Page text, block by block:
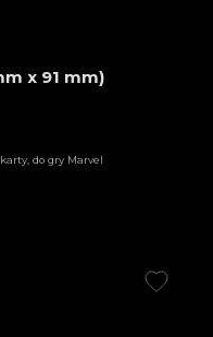
x 91 mm)
do gry Marvel